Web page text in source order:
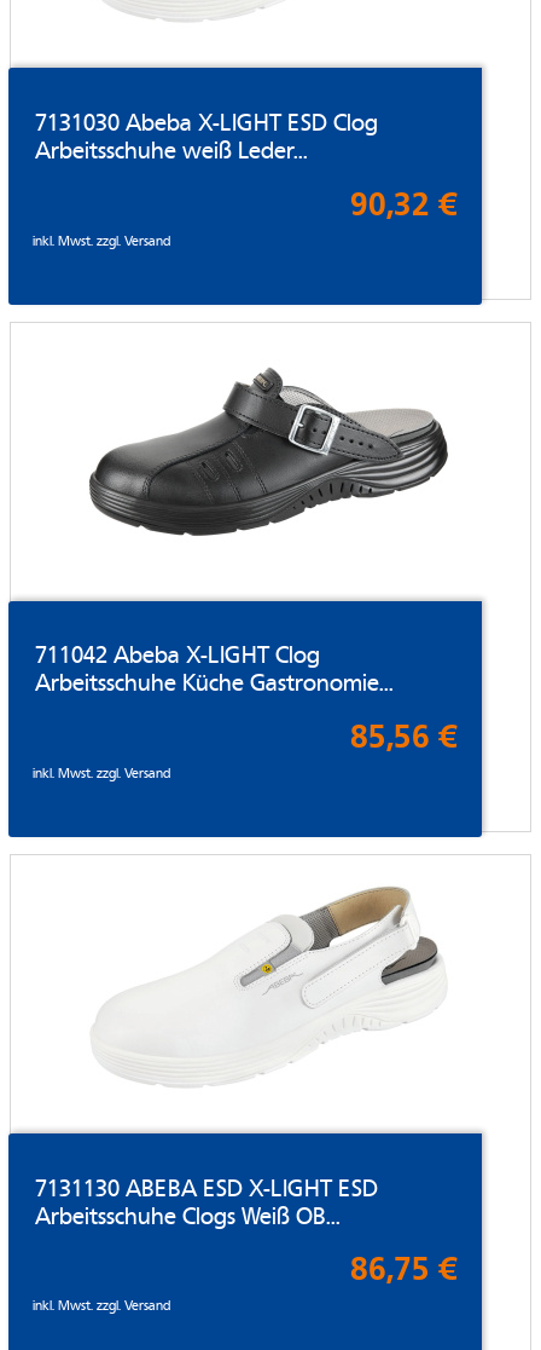
7131030 Abeba X-LIGHT ESD Clog
Arbeitsschuhe weiß Leder...
90,32 €
inkl. Mwst. zzgl.Versand
711042 Abeba X-LIGHT Clog
Arbeitsschuhe Küche Gastronomie...
85,56 €
inkl. Mwst. zzgl.Versand
7131130 ABEBA ESD X-LIGHT ESD
Arbeitsschuhe Clogs Weiß OB...
86,75 €
inkl. Mwst. zzgl.Versand